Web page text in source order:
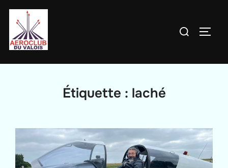
contenu
Rechercher :
Étiquette : laché